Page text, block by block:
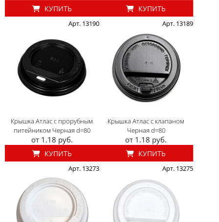
КУПИТЬ КУПИТЬ
Арт. 13190
Крышка Атлас с прорубным
питейником Черная d=80
от 1.18 руб.
КУПИТЬ
Арт. 13189
Крышка Атлас с клапаном
Черная d=80
от 1.18 руб.
КУПИТЬ
Арт. 13273 Арт. 13275